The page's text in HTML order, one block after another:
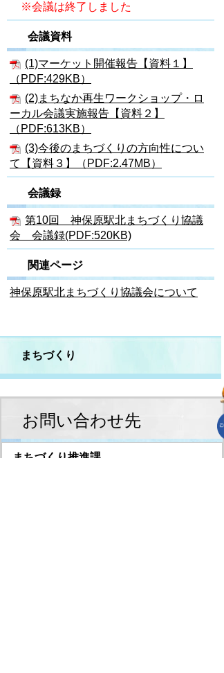
※会議は終了しました
会議資料
(1)マーケット開催報告【資料１】
（PDF:429KB）
(2)まちなか再生ワークショップ・ロ
ーカル会議実施報告【資料２】
（PDF:613KB）
(3)今後のまちづくりの方向性につい
て【資料３】（PDF:2.47MB）
会議録
第10回 神保原駅北まちづくり協議
会 会議録(PDF:520KB)
関連ページ
神保原駅北まちづくり協議会について
まちづくり
お問い合わせ先
まちづくり推進課